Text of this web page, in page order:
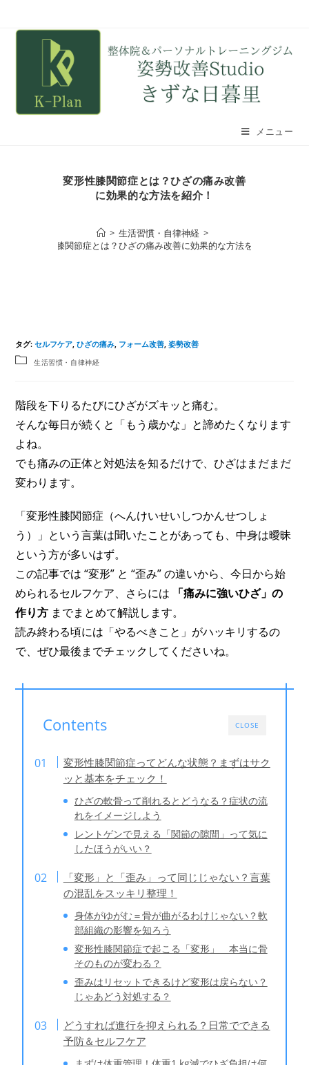
メニュー
変形性膝関節症とは？ひざの痛み改善
に効果的な方法を紹介！
> 生活習慣・自律神経 >
変形性膝関節症とは？ひざの痛み改善に効果的な方法を紹介！
タグ:セルフケア, ひざの痛み, フォーム改善, 姿勢改善
生活習慣・自律神経
階段を下りるたびにひざがズキッと痛む。
そんな毎日が続くと「もう歳かな」と諦めたくなります
よね。
でも痛みの正体と対処法を知るだけで、ひざはまだまだ
変わります。
「変形性膝関節症（へんけいせいしつかんせつしょ
う）」という言葉は聞いたことがあっても、中身は曖昧
という方が多いはず。
この記事では “変形” と “歪み” の違いから、今日から始
められるセルフケア、さらには
「痛みに強いひざ」の
作り方 までまとめて解説します。
読み終わる頃には「やるべきこと」がハッキリするの
で、ぜひ最後までチェックしてくださいね。
CLOSE
Contents
変形性膝関節症ってどんな状態？まずはサク
ッと基本をチェック！
ひざの軟骨って削れるとどうなる？症状の流
れをイメージしよう
レントゲンで見える「関節の隙間」って気に
したほうがいい？
「変形」と「歪み」って同じじゃない？言葉
の混乱をスッキリ整理！
身体がゆがむ＝骨が曲がるわけじゃない？軟
部組織の影響を知ろう
変形性膝関節症で起こる「変形」 本当に骨
そのものが変わる？
歪みはリセットできるけど変形は戻らない？
じゃあどう対処する？
どうすれば進行を抑えられる？日常でできる
予防＆セルフケア